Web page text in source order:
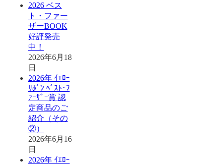
2026 ベス
ト・ファー
ザーBOOK
好評発売
中！
2026年6月18
日
2026年 ｲｴﾛｰ
ﾘﾎﾞﾝ ﾍﾞｽﾄ･ﾌ
ｧｰｻﾞｰ賞 認
定商品のご
紹介（その
②）
2026年6月16
日
2026年 ｲｴﾛｰ